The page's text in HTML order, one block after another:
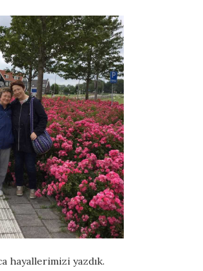
hayallerimizi yazdık.